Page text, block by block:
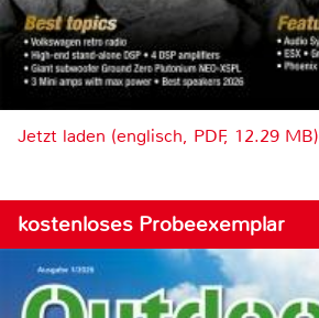
Jetzt laden (englisch, PDF, 12.29 MB)
kostenloses Probeexemplar